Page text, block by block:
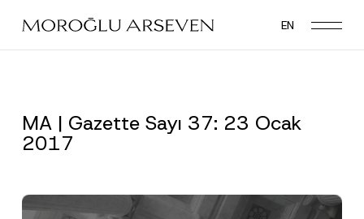
main
EN
MA | Gazette Sayı 37: 23 Ocak
2017